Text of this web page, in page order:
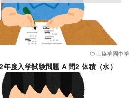
山脇学園中学
度入学試験問題 A 問2 体積（水）